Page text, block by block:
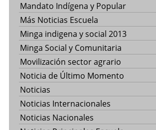
Mandato Indígena y Popular
Más Noticias Escuela
Minga indigena y social 2013
Minga Social y Comunitaria
Movilización sector agrario
Noticia de Último Momento
Noticias
Noticias Internacionales
Noticias Nacionales